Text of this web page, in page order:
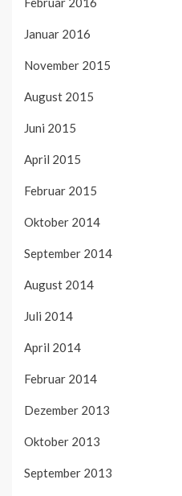
Januar 2016
November 2015
August 2015
Juni 2015
April 2015
Februar 2015
Oktober 2014
September 2014
August 2014
Juli 2014
April 2014
Februar 2014
Dezember 2013
Oktober 2013
September 2013